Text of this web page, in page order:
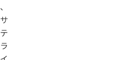
、
サ
テ
ラ